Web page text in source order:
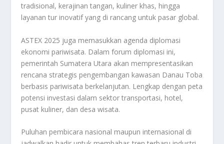
tradisional, kerajinan tangan, kuliner khas, hingga
layanan tur inovatif yang di rancang untuk pasar global.
ASTEX 2025 juga memasukkan agenda diplomasi
ekonomi pariwisata. Dalam forum diplomasi ini,
pemerintah Sumatera Utara akan mempresentasikan
rencana strategis pengembangan kawasan Danau Toba
berbasis pariwisata berkelanjutan. Lengkap dengan peta
potensi investasi dalam sektor transportasi, hotel,
pusat kuliner, dan desa wisata.
Puluhan pembicara nasional maupun internasional di